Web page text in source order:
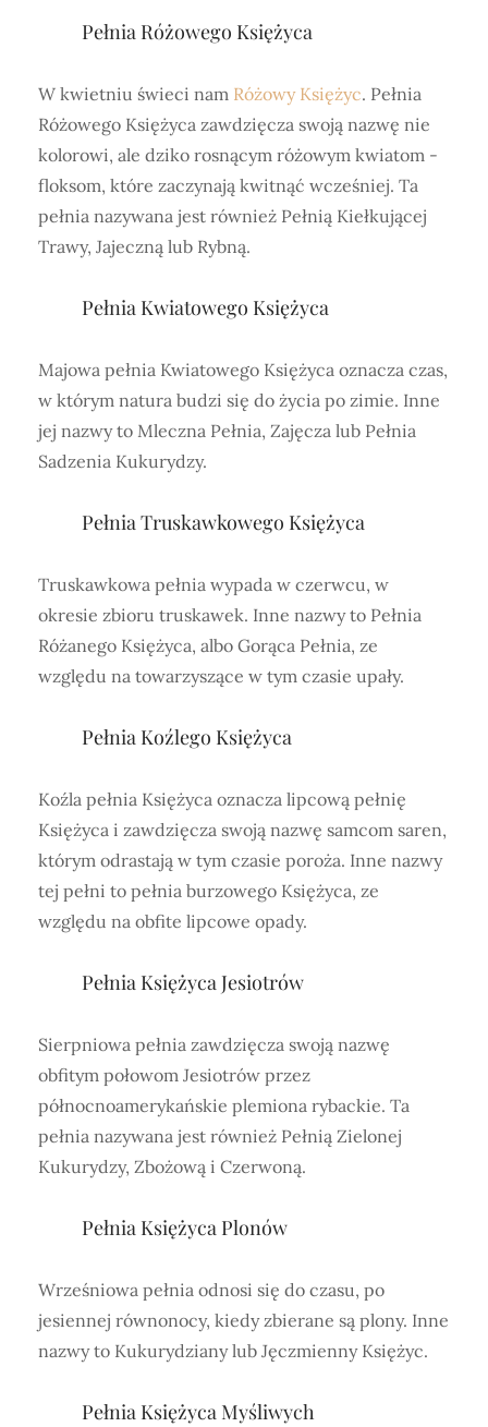
Pełnia Różowego Księżyca
W kwietniu świeci nam Różowy Księżyc. Pełnia
Różowego Księżyca zawdzięcza swoją nazwę nie
kolorowi, ale dziko rosnącym różowym kwiatom -
floksom, które zaczynają kwitnąć wcześniej. Ta
pełnia nazywana jest również Pełnią Kiełkującej
Trawy, Jajeczną lub Rybną.
Pełnia Kwiatowego Księżyca
Majowa pełnia Kwiatowego Księżyca oznacza czas,
w którym natura budzi się do życia po zimie. Inne
jej nazwy to Mleczna Pełnia, Zajęcza lub Pełnia
Sadzenia Kukurydzy.
Pełnia Truskawkowego Księżyca
Truskawkowa pełnia wypada w czerwcu, w
okresie zbioru truskawek. Inne nazwy to Pełnia
Różanego Księżyca, albo Gorąca Pełnia, ze
względu na towarzyszące w tym czasie upały.
Pełnia Koźlego Księżyca
Koźla pełnia Księżyca oznacza lipcową pełnię
Księżyca i zawdzięcza swoją nazwę samcom saren,
którym odrastają w tym czasie poroża. Inne nazwy
tej pełni to pełnia burzowego Księżyca, ze
względu na obfite lipcowe opady.
Pełnia Księżyca Jesiotrów
Sierpniowa pełnia zawdzięcza swoją nazwę
obfitym połowom Jesiotrów przez
północnoamerykańskie plemiona rybackie. Ta
pełnia nazywana jest również Pełnią Zielonej
Kukurydzy, Zbożową i Czerwoną.
Pełnia Księżyca Plonów
Wrześniowa pełnia odnosi się do czasu, po
jesiennej równonocy, kiedy zbierane są plony. Inne
nazwy to Kukurydziany lub Jęczmienny Księżyc.
Pełnia Księżyca Myśliwych